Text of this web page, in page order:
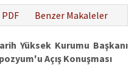
PDF Benzer Makaleler
Yüksek Kurumu Başkanı
Açış Konuşması